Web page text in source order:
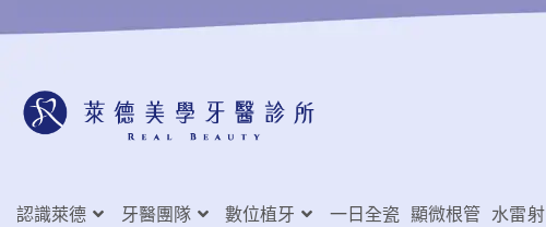
認識萊德 牙醫團隊 數位植牙 一日全瓷 顯微根管 水雷射